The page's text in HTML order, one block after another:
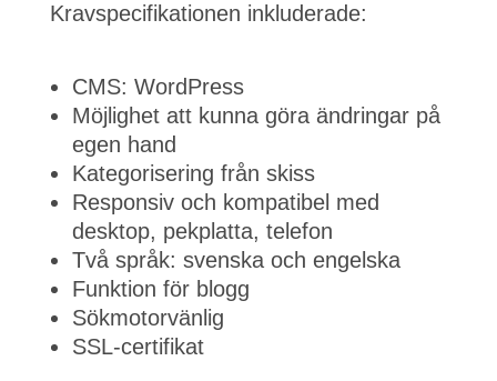
Kravspecifikationen inkluderade:
CMS: WordPress
Möjlighet att kunna göra ändringar på
egen hand
Kategorisering från skiss
Responsiv och kompatibel med
desktop, pekplatta, telefon
Två språk: svenska och engelska
Funktion för blogg
Sökmotorvänlig
SSL-certifikat